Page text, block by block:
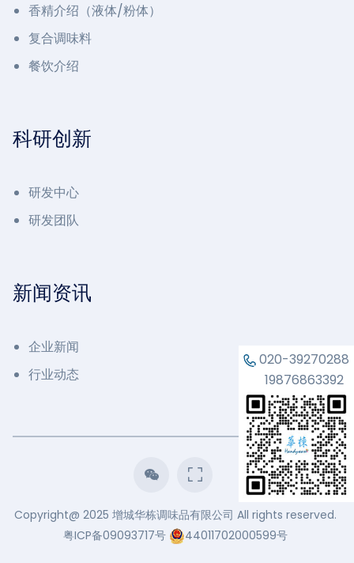
香精介绍（液体/粉体）
复合调味料
餐饮介绍
科研创新
研发中心
研发团队
新闻资讯
企业新闻
行业动态
Copyright@ 2025 增城华栋调味品有限公司 All rights reserved.
粤ICP备09093717号
44011702000599号
020-39270288
19876863392